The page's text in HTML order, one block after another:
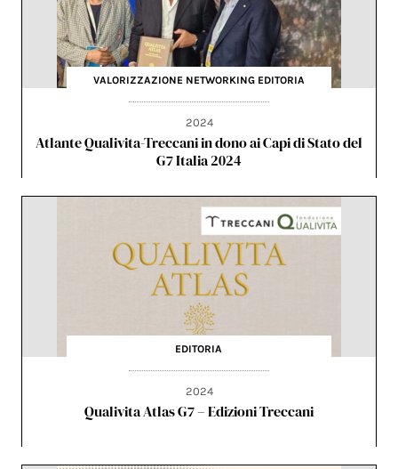
VALORIZZAZIONE NETWORKING EDITORIA
2024
Atlante Qualivita-Treccani in dono ai Capi di Stato del
G7 Italia 2024
EDITORIA
2024
Qualivita Atlas G7 – Edizioni Treccani